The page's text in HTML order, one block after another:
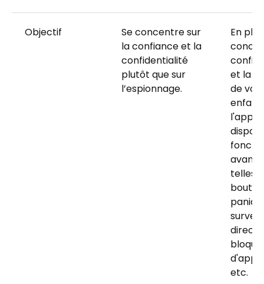
Objectif
Se concentre sur
la confiance et la
confidentialité
plutôt que sur
l’espionnage.
En
et la
de
enfant,
telles
direct,
etc.